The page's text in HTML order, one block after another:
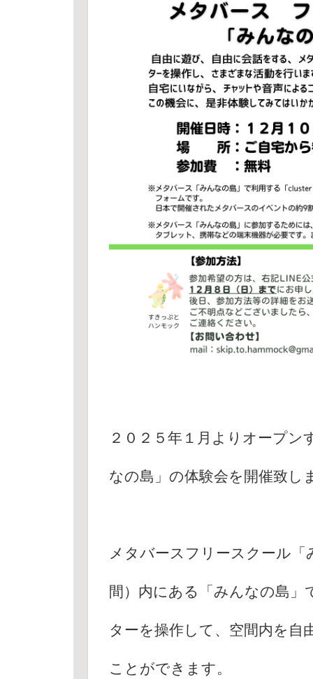
２０２５年１月よりオープ
なの島」の体験会を開催致し
メタバースフリースクール
間）内にある「みんなの島」
ターを操作して、空間内を
ことができます。